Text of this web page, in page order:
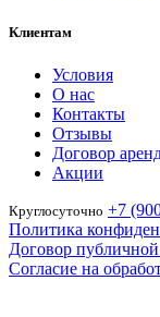
Клиентам
Условия
О нас
Контакты
Отзывы
Договор
Акции
Круглосуточно +7
Политика
Договор
Согласие на